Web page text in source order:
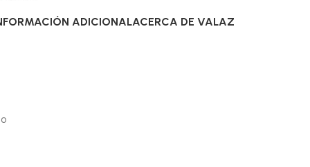
ADICIONALACERCA DE VALAZ